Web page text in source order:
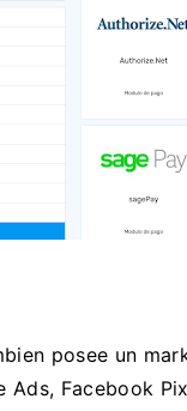
posee un
Facebook